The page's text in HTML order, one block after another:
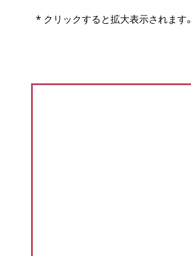
* クリックすると拡大表示されます。